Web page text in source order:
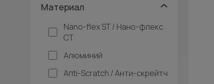
Материал
Nano-flex ST / Нано-флекс
СТ
Алюминий
Апti-Sсrаtсh / Анти-скрейтч